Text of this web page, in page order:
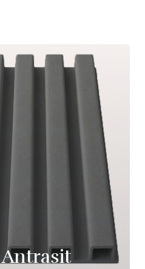
Antrasit